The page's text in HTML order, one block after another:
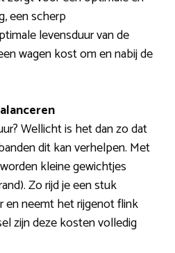
een scherp
levensduur van de
wagen kost om en nabij de
Wellicht is het dan zo dat
dit kan verhelpen. Met
kleine gewichtjes
Zo rijd je een stuk
en neemt het rijgenot flink
zijn deze kosten volledig